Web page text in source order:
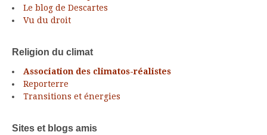
Le blog de Descartes
Vu du droit
Religion du climat
Association des climatos-réalistes
Reporterre
Transitions et énergies
Sites et blogs amis